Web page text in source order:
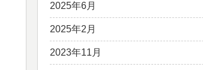
2025年6月
2025年2月
2023年11月